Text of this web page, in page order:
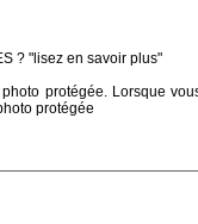
? "lisez en savoir plus"
protégée. Lorsque
protégée